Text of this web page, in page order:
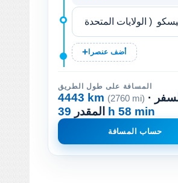
أضف عنصرا
المسافة على طول الطريق
4443 km (2760 mi) · وقت السفر
المقدر 39 h 58 min
حساب المسافة